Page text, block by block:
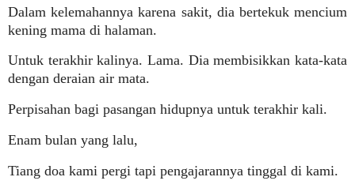
Dalam kelemahannya karena sakit, dia bertekuk mencium
kening mama di halaman.
Untuk terakhir kalinya. Lama. Dia membisikkan kata-kata
dengan deraian air mata.
Perpisahan bagi pasangan hidupnya untuk terakhir kali.
Enam bulan yang lalu,
Tiang doa kami pergi tapi pengajarannya tinggal di kami.